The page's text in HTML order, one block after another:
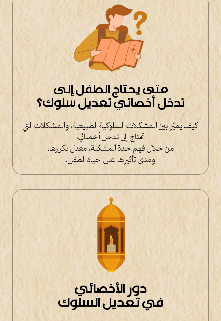
دور الأخصائي
في تعديل السلوك
متى يحتاج الطفل إلى
تدخل أخصائي تعديل سلوك؟
كيف يميّز بين المشكلات السلوكية الطبيعية، والمشكلات التي
تحتاج إلى تدخل أخصائي،
من خلال فهم حدة المشكلة، معدل تكرارها،
ومدى تأثيرها على حياة الطفل.